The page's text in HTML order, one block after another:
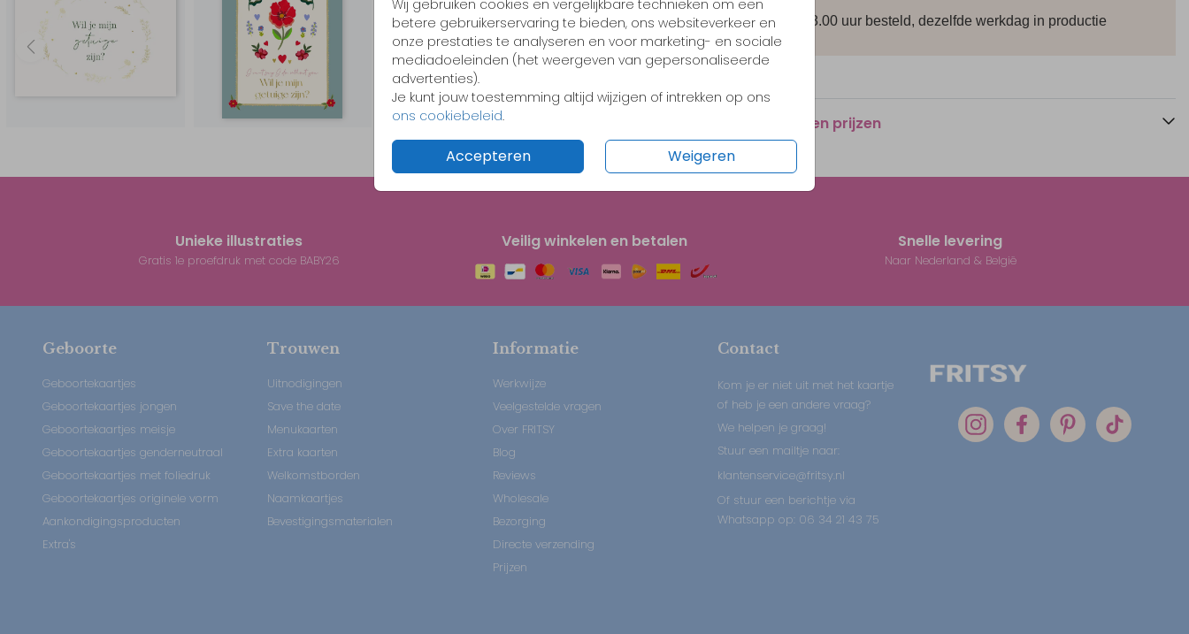
Wij gebruiken cookies en vergelijkbare technieken om een
betere gebruikerservaring te bieden, ons websiteverkeer en
onze prestaties te analyseren en voor marketing- en sociale
mediadoeleinden (het weergeven van gepersonaliseerde
advertenties).
Je kunt jouw toestemming altijd wijzigen of intrekken op ons
ons cookiebeleid.
Accepteren Weigeren
✓ Voor 18.00 uur besteld, dezelfde werkdag in productie
Formaten en prijzen
Unieke illustraties
Gratis 1e proefdruk met code BABY26
Veilig winkelen en betalen Snelle levering
Naar Nederland & België
Geboorte
Geboortekaartjes
Geboortekaartjes jongen
Geboortekaartjes meisje
Geboortekaartjes genderneutraal
Geboortekaartjes met foliedruk
Geboortekaartjes originele vorm
Aankondigingsproducten
Extra's
Trouwen
Uitnodigingen
Save the date
Menukaarten
Extra kaarten
Welkomstborden
Naamkaartjes
Bevestigingsmaterialen
Informatie
Werkwijze
Veelgestelde vragen
Over FRITSY
Blog
Reviews
Wholesale
Bezorging
Directe verzending
Prijzen
Contact
Kom je er niet uit met het kaartje
of heb je een andere vraag?
We helpen je graag!
Stuur een mailtje naar:
klantenservice@fritsy.nl
Of stuur een berichtje via
Whatsapp op: 06 34 21 43 75